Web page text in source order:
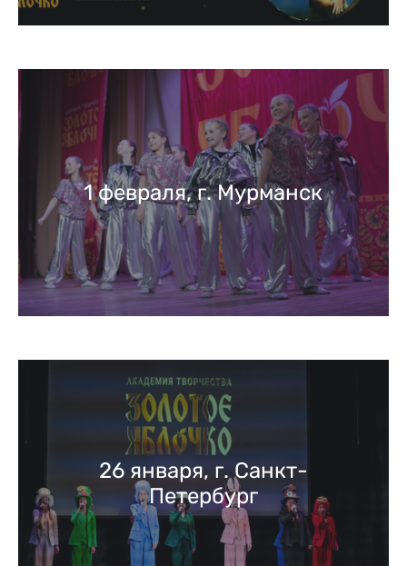
1 февраля, г. Мурманск
26 января, г. Санкт-
Петербург